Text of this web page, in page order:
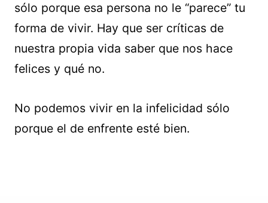
sólo porque esa persona no le “parece” tu
forma de vivir. Hay que ser críticas de
nuestra propia vida saber que nos hace
felices y qué no.
No podemos vivir en la infelicidad sólo
porque el de enfrente esté bien.